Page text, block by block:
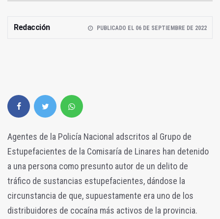
Redacción PUBLICADO EL 06 DE SEPTIEMBRE DE 2022
Agentes de la Policía Nacional adscritos al Grupo de
Estupefacientes de la Comisaría de Linares han detenido
a una persona como presunto autor de un delito de
tráfico de sustancias estupefacientes, dándose la
circunstancia de que, supuestamente era uno de los
distribuidores de cocaína más activos de la provincia.